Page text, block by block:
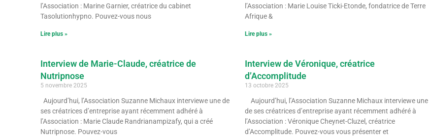
l’Association : Marine Garnier, créatrice du cabinet
Tasolutionhypno. Pouvez-vous nous
Lire plus »
l’Association : Marie Louise Ticki-Etonde, fondatrice de Terre
Afrique &
Lire plus »
Interview de Marie-Claude, créatrice de
Nutripnose
5 novembre 2025
Aujourd’hui, l’Association Suzanne Michaux interviewe une de
ses créatrices d’entreprise ayant récemment adhéré à
l’Association : Marie Claude Randrianampizafy, qui a créé
Nutripnose. Pouvez-vous
Interview de Véronique, créatrice
d’Accomplitude
13 octobre 2025
Aujourd’hui, l’Association Suzanne Michaux interviewe une
de ses créatrices d’entreprise ayant récemment adhéré à
l’Association : Véronique Cheynet-Cluzel, créatrice
d’Accomplitude. Pouvez-vous vous présenter et